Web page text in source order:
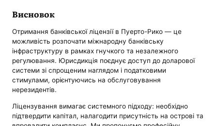
Висновок
Отримання банківської ліцензії в Пуерто-Рико — це
можливість розпочати міжнародну банківську
інфраструктуру в рамках гнучкого та незалежного
регулювання. Юрисдикція поєднує доступ до доларової
системи зі спрощеним наглядом і податковими
стимулами, орієнтуючись на обслуговування
нерезидентів.
Ліцензування вимагає системного підходу: необхідно
підтвердити капітал, налагодити присутність на острові та